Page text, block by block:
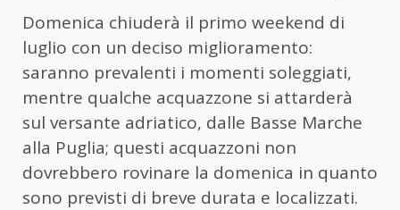
Domenica chiuderà il primo weekend di
luglio con un deciso miglioramento:
saranno prevalenti i momenti soleggiati,
mentre qualche acquazzone si attarderà
sul versante adriatico, dalle Basse Marche
alla Puglia; questi acquazzoni non
dovrebbero rovinare la domenica in quanto
sono previsti di breve durata e localizzati.